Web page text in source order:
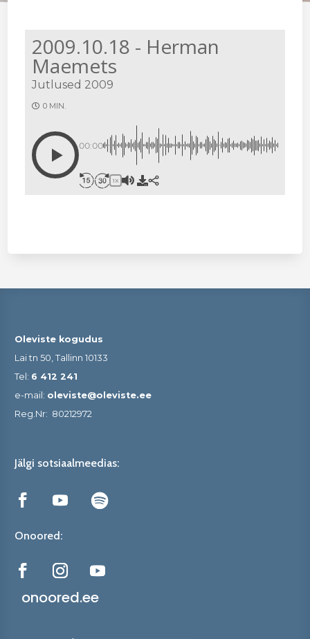
2009.10.18 - Herman
Maemets
Jutlused 2009
0 MIN.
00:00
1X
Oleviste kogudus
Lai tn 50, Tallinn 10133
Tel: 6 412 241
e-mail: oleviste@oleviste.ee
Reg.Nr: 80212972
Jälgi sotsiaalmeedias:
Onoored:
onoored.ee